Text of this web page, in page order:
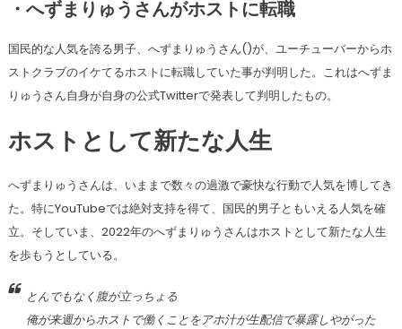
・へずまりゅうさんがホストに転職
国民的な人気を誇る男子、へずまりゅうさん()が、ユーチューバーからホ
ストクラブのイケてるホストに転職していた事が判明した。これはへずま
りゅうさん自身が自身の公式Twitterで発表して判明したもの。
ホストとして新たな人生
へずまりゅうさんは、いままで数々の過激で豪快な行動で人気を博してき
た。特にYouTubeでは絶対支持を得て、国民的男子ともいえる人気を確
立。そしていま、2022年のへずまりゅうさんはホストとして新たな人生
を歩もうとしている。
とんでもなく腹が立っちょる
俺が来週からホストで働くことをアホ汁が生配信で暴露しやがった